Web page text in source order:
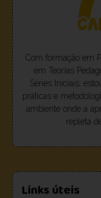
Com formação em
em Teorias
Séries Iniciais,
práticas e
ambiente onde a
repleta
Links úteis